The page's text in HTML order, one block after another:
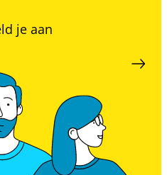
je aan